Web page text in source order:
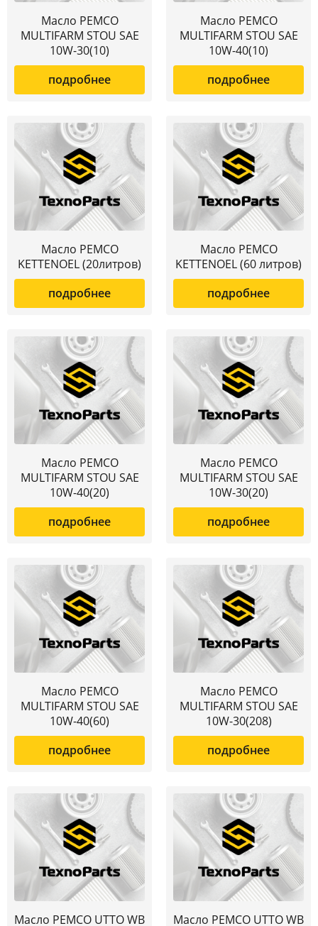
Масло PEMCO
MULTIFARM STOU SAE
10W-30(10)
подробнее
Масло PEMCO
MULTIFARM STOU SAE
10W-40(10)
подробнее
Масло PEMCO
KETTENOEL (20литров)
подробнее
Масло PEMCO
KETTENOEL (60 литров)
подробнее
Масло PEMCO
MULTIFARM STOU SAE
10W-40(20)
подробнее
Масло PEMCO
MULTIFARM STOU SAE
10W-30(20)
подробнее
Масло PEMCO
MULTIFARM STOU SAE
10W-40(60)
подробнее
Масло PEMCO
MULTIFARM STOU SAE
10W-30(208)
подробнее
Масло PEMCO UTTO WB Масло PEMCO UTTO WB